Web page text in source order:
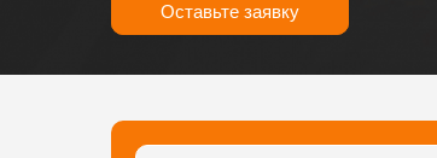
Оставьте заявку